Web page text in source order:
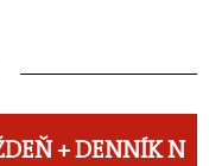
+DENNÍK N